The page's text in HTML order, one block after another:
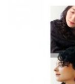
Napló postája